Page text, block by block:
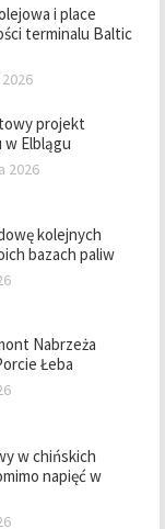
i place
terminalu Baltic
projekt
Elblągu
2026
kolejnych
bazach paliw
Nabrzeża
Łeba
w chińskich
napięć w